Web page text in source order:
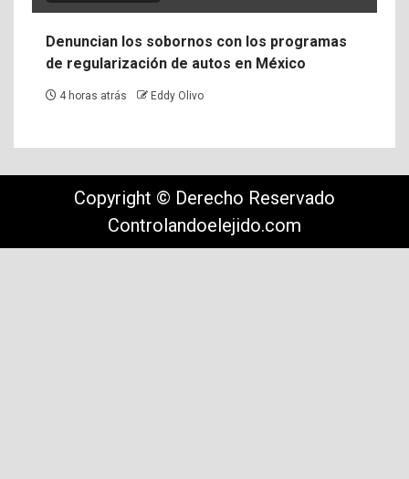
Denuncian los sobornos con los programas
de regularización de autos en México
4 horas atrás Eddy Olivo
Copyright © Derecho Reservado
Controlandoelejido.com